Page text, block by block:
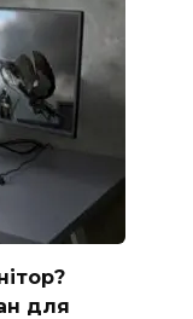
для